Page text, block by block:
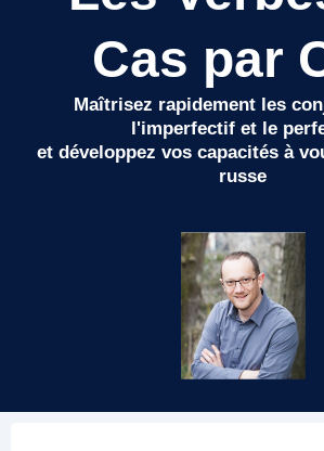
Cas par
Maîtrisez rapidement les
l'imperfectif et le
et développez vos capacités à
russe